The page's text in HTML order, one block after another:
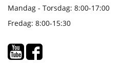
Mandag - Torsdag: 8:00-17:00
Fredag: 8:00-15:30